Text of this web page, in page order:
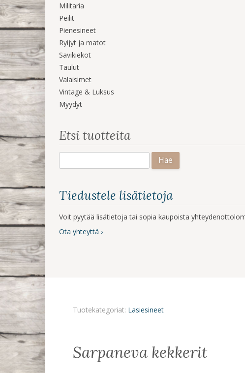
Militaria
Peilit
Pienesineet
Ryijyt ja matot
Savikiekot
Taulut
Valaisimet
Vintage & Luksus
Myydyt
Etsi tuotteita
Tiedustele lisätietoja
Voit pyytää lisätietoja tai sopia kaupoista
Ota yhteyttä ›
Tuotekategoriat: Lasiesineet
sarpaneva kekkerit